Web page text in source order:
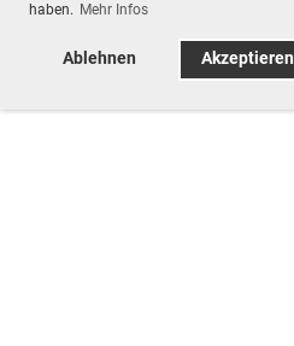
haben. Mehr Infos
Ablehnen Akzeptieren